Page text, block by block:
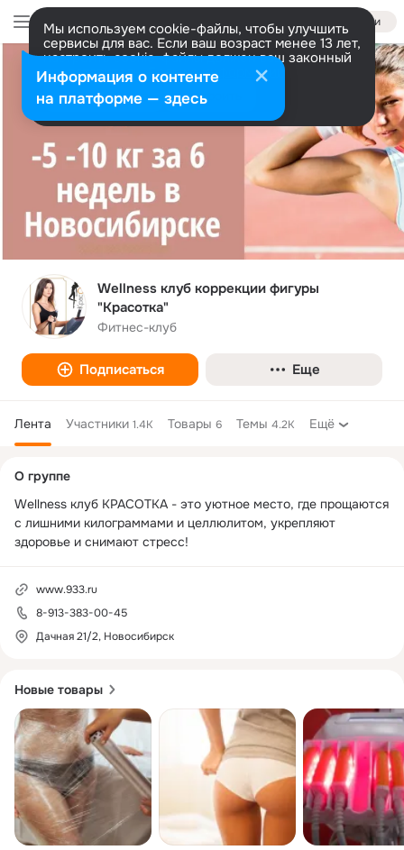
Войти
Мы используем cookie-файлы, чтобы улучшить
сервисы для вас. Если ваш возраст менее 13 лет,
настроить cookie-файлы должен ваш законный
представитель. Больше информации
Разрешить все Настроить
Wellness клуб коррекции фигуры
"Красоткa"
Фитнес-клуб
Подписаться Еще
Лента Участники 1.4K Товары 6 Темы 4.2K Ещё
Новые товары
колонка
О группе
Wellness клуб КРАСОТКА - это уютное место, где прощаются
с лишними килограммами и целлюлитом, укрепляют
здоровье и снимают стресс!
www.933.ru
8-913-383-00-45
Дачная 21/2, Новосибирск
Информация о контенте
на платформе — здесь